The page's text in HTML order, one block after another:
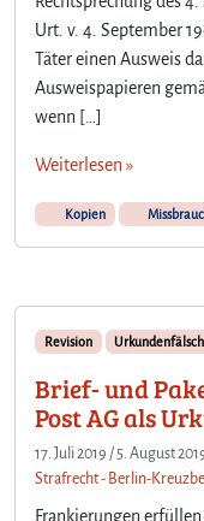
Urt. v. 4. September
Täter einen Ausweis
Ausweispapieren
wenn […]
Weiterlesen »
Kopien
Revision
Brief- und
Post AG als
17. Juli 2019 / 5. August
Strafrecht - Berlin-
Frankierungen